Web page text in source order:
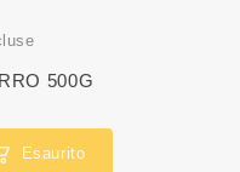
500G
Esaurito